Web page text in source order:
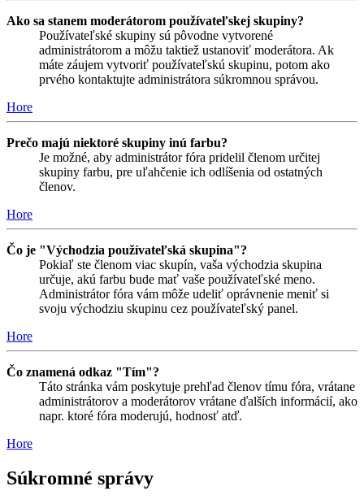
Ako sa stanem moderátorom používateľskej skupiny?
Používateľské skupiny sú pôvodne vytvorené
administrátorom a môžu taktiež ustanoviť moderátora. Ak
máte záujem vytvoriť používateľskú skupinu, potom ako
prvého kontaktujte administrátora súkromnou správou.
Hore
Prečo majú niektoré skupiny inú farbu?
Je možné, aby administrátor fóra pridelil členom určitej
skupiny farbu, pre uľahčenie ich odlíšenia od ostatných
členov.
Hore
Čo je "Východzia používateľská skupina"?
Pokiaľ ste členom viac skupín, vaša východzia skupina
určuje, akú farbu bude mať vaše používateľské meno.
Administrátor fóra vám môže udeliť oprávnenie meniť si
svoju východziu skupinu cez používateľský panel.
Hore
Čo znamená odkaz "Tím"?
Táto stránka vám poskytuje prehľad členov tímu fóra, vrátane
administrátorov a moderátorov vrátane ďalších informácií, ako
napr. ktoré fóra moderujú, hodnosť atď.
Hore
Súkromné správy